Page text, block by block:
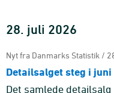
28. juli 2026
Nyt fra Danmarks Statistik /
Detailsalget steg i juni
Det samlede